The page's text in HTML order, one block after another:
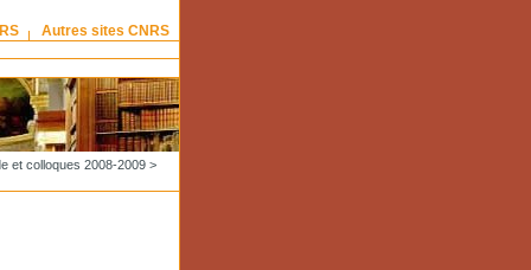
Autres sites CNRS
et colloques 2008-2009>